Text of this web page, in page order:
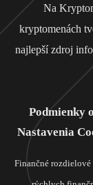
Na
kryptomenách
najlepší zdroj
Podmienky
Nastavenia
Finančné